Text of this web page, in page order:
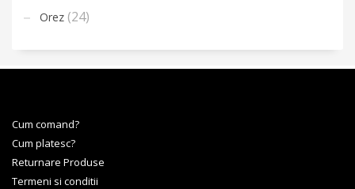
Orez (24)
Cum comand?
Cum platesc?
Returnare Produse
Termeni si conditii